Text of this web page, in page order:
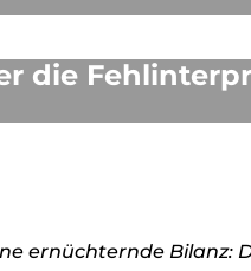
die
ernüchternde Bilanz: